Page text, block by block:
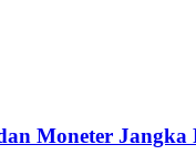
Moneter Jangka